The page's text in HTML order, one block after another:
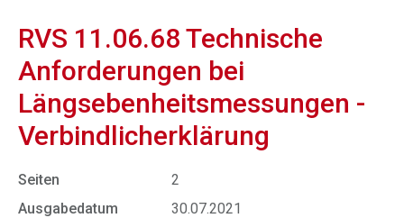
RVS 11.06.68 Technische
Anforderungen bei
Längsebenheitsmessungen -
Verbindlicherklärung
Seiten
2
Ausgabedatum
30.07.2021